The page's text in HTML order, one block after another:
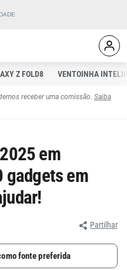
Z FOLD8 VENTOINHA
receber uma comissão. Saiba
em
gadgets em
Partilhar
fonte preferida